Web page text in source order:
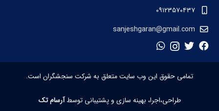
۰۹۱۲۳۵۷۰۴۳۷
sanjeshgaran@gmail.com
تمامی حقوق این وب سایت متعلق به شرکت سنجشگران است.
طراحی،اجرا، بهینه سازی و پشتیبانی توسطآرسام تک